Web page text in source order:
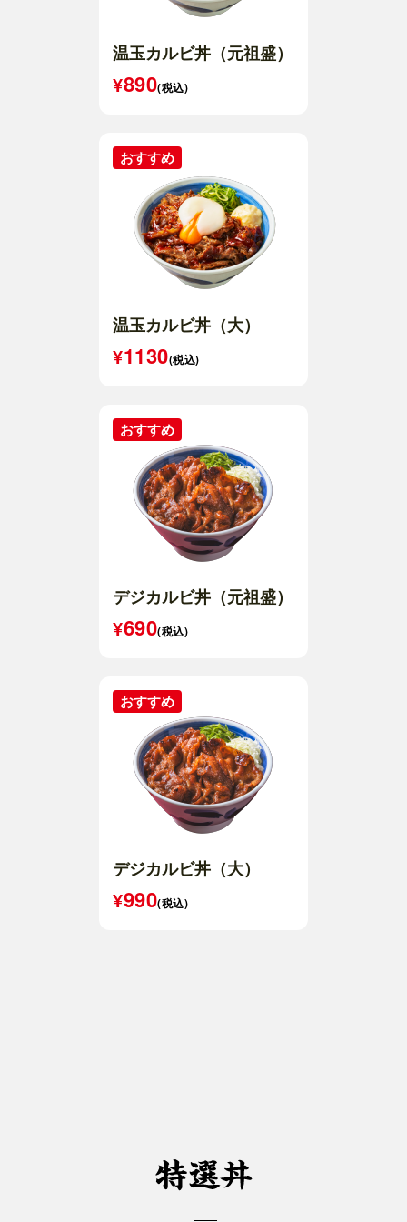
温玉カルビ丼（元祖盛）
890(税込)
温玉カルビ丼（大）
1130(税込)
デジカルビ丼（元祖盛）
690(税込)
デジカルビ丼（大）
990(税込)